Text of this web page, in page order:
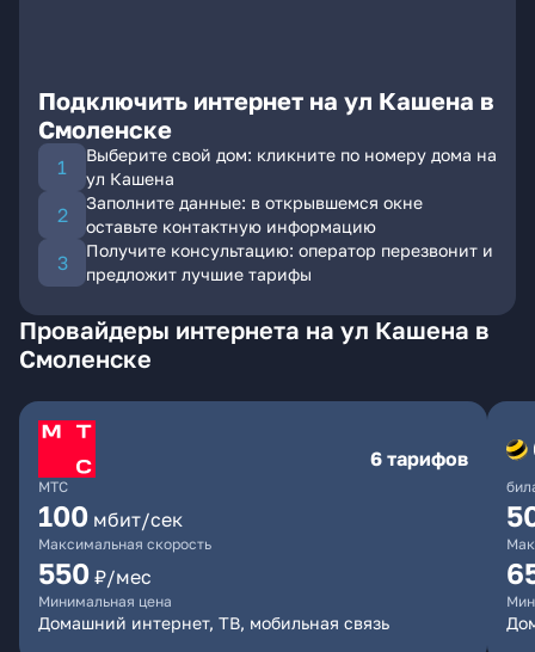
Подключить интернет на ул Кашена в
Смоленске
Выберите свой дом: кликните по номеру дома на
ул Кашена
Заполните данные: в открывшемся окне
оставьте контактную информацию
Получите консультацию: оператор перезвонит и
предложит лучшие тарифы
Провайдеры интернета на ул Кашена в
Смоленске
МТС
6 тарифов
100 мбит/сек
Максимальная скорость
550 ₽/мес
Минимальная цена
Домашний интернет, ТВ, мобильная связь